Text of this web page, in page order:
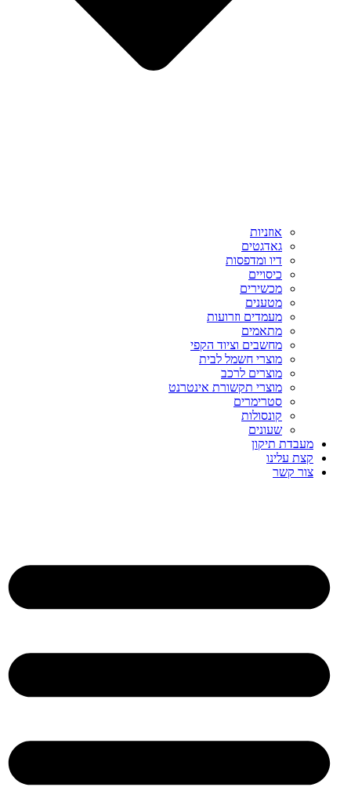
אוזניות
גאדגטים
דיו ומדפסות
כיסויים
מכשירים
מטענים
מעמדים וזרועות
מתאמים
מחשבים וציוד הקפי
מוצרי חשמל לבית
מוצרים לרכב
מוצרי תקשורת אינטרנט
סטרימרים
קונסולות
שעונים
מעבדת תיקון
קצת עלינו
צור קשר